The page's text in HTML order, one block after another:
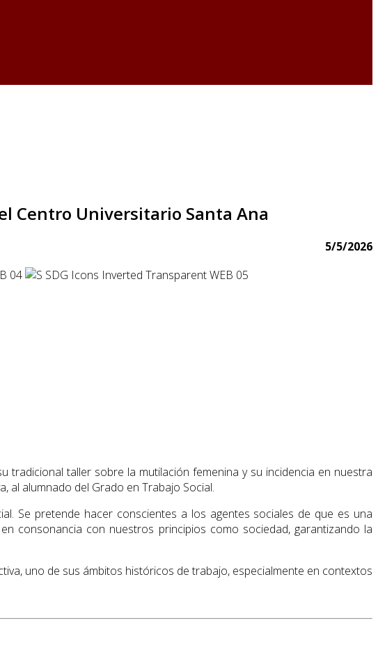
Centro Universitario Santa Ana
5/5/2026
taller sobre la mutilación femenina y su incidencia en nuestra
al alumnado del Grado en Trabajo Social.
Se pretende hacer conscientes a los agentes sociales de que es una
consonancia con nuestros principios como sociedad, garantizando la
uno de sus ámbitos históricos de trabajo, especialmente en contextos